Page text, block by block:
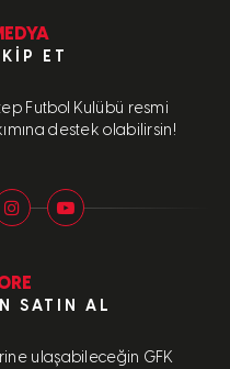
ET
Futbol Kulübü resmi
destek olabilirsin!
SATIN AL
ulaşabileceğin GFK